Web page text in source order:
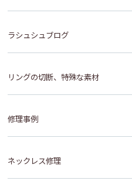
ラシュシュブログ
リングの切断、特殊な素材
修理事例
ネックレス修理